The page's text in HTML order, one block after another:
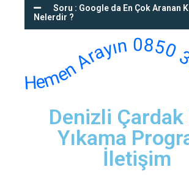
Soru : Google da En Çok Aranan
Nelerdir ?
Hemen
Denizli Çardak
Yıkama
İletişim